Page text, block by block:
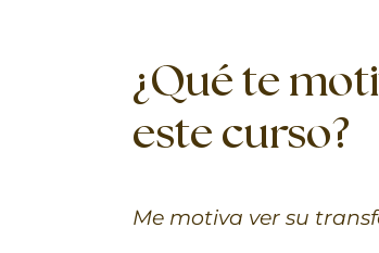
¿Qué te
este curso?
Me motiva ver su